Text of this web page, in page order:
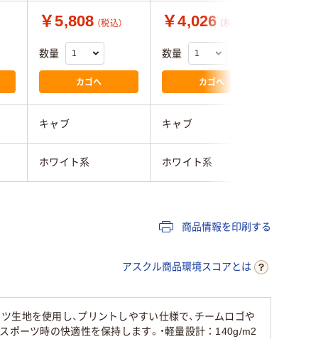
￥5,808 （税込）
数量
カゴへ
￥4,026 （税込）
数量
カゴへ
キャブ キャブ
ホワイト系 ホワイト系
商品情報を印刷する
アスクル商品環境スコアとは
地を使用し、プリントしやすい仕様で、チームロゴや
ポーツ時の快適性を保持します。・軽量設計：140g/m2